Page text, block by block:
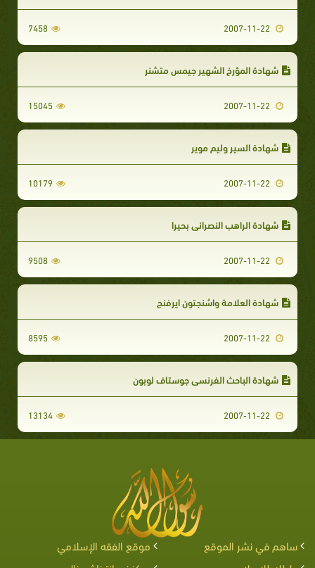
7458
شهادة المؤرخ الشهير جيمس متشنر
15045
شهادة السير وليم موير
10179
شهادة الراهب النصراني بحيرا
9508
شهادة العلامة واشنجتون ايرفنج
8595
شهادة الباحث الفرنسي جوستاف لوبون
13134
ساهم في نشر الموقع
موقع الفقه الإسلامي